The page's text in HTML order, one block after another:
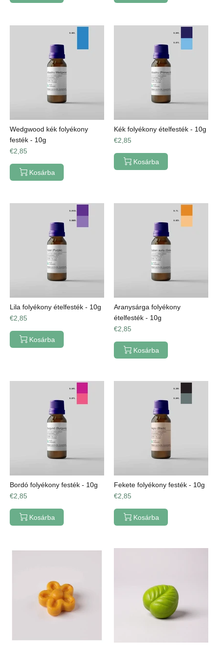
Wedgwood kék folyékony
festék - 10g
€2,85
Kosárba
Kék folyékony ételfesték - 10g
€2,85
Kosárba
Lila folyékony ételfesték - 10g
€2,85
Kosárba
Aranysárga folyékony
ételfesték - 10g
€2,85
Kosárba
Bordó folyékony festék - 10g
€2,85
Kosárba
Fekete folyékony festék - 10g
€2,85
Kosárba